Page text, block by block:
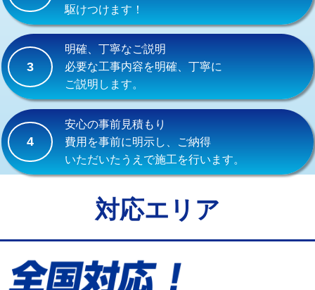
交換・取付（その他部品）
持込商品取付（単水栓）
持込商品取付（混合水栓） 16,500円
持込商品取付（浄水器・分岐水栓） 16,500円
給水管工事※（ホール加工)
給水管工事※（バンド止め) 3,300円
給水管工事※（保温材使用（バンド止
5,500円
給水管工事※（土の掘削・埋め戻し作
業)
駆けつけます！
3
明確、丁寧なご説明
必要な工事内容を明確、丁寧に
ご説明します。
4
安心の事前見積もり
費用を事前に明示し、ご納得
いただいたうえで施工を行います。
対応エリア